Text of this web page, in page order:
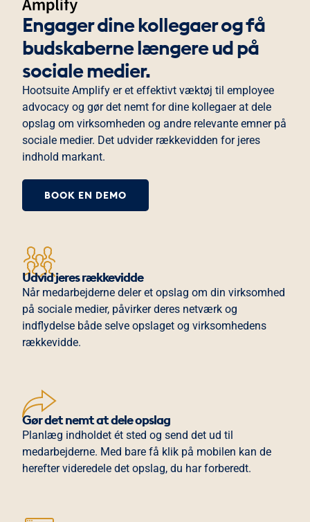
Engager dine kollegaer og få
budskaberne længere ud på
sociale medier.
Hootsuite Amplify er et effektivt væktøj til employee
advocacy og gør det nemt for dine kollegaer at dele
opslag om virksomheden og andre relevante emner på
sociale medier. Det udvider rækkevidden for jeres
indhold markant.
BOOK EN DEMO
Udvid jeres rækkevidde
Når medarbejderne deler et opslag om din virksomhed
på sociale medier, påvirker deres netværk og
indflydelse både selve opslaget og virksomhedens
rækkevidde.
Gør det nemt at dele opslag
Planlæg indholdet ét sted og send det ud til
medarbejderne. Med bare få klik på mobilen kan de
herefter videredele det opslag, du har forberedt.